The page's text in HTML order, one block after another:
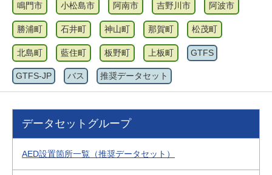
鳴門市 小松島市 阿南市 吉野川市 阿波市
勝浦町 石井町 神山町 那賀町 松茂町
北島町 藍住町 板野町 上板町 GTFS
GTFS-JP バス 推奨データセット
データセットグループ
AED設置箇所一覧（推奨データセット）